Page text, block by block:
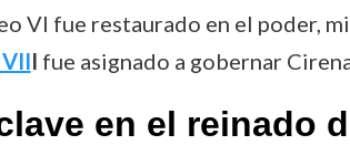
VI fue restaurado en el poder,
I fue asignado a gobernar
en el reinado